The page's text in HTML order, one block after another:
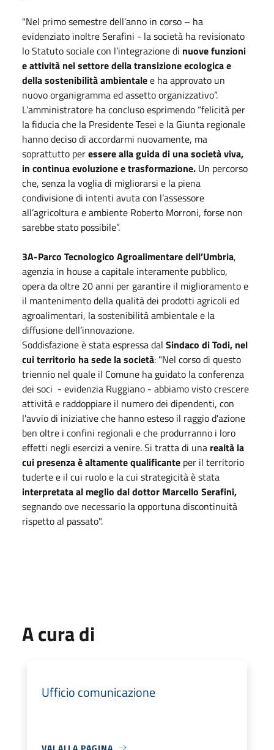
"Nel primo semestre dell’anno in corso – ha
evidenziato inoltre Serafini - la società ha revisionato
lo Statuto sociale con l’integrazione di nuove funzioni
e attività nel settore della transizione ecologica e
della sostenibilità ambientalee ha approvato un
nuovo organigramma ed assetto organizzativo”.
L’amministratore ha concluso esprimendo “felicità per
la fiducia che la Presidente Tesei e la Giunta regionale
hanno deciso di accordarmi nuovamente, ma
soprattutto peressere alla guida di una società viva,
in continua evoluzione e trasformazione. Un percorso
che, senza la voglia di migliorarsi e la piena
condivisione di intenti avuta con l’assessore
all’agricoltura e ambiente Roberto Morroni, forse non
sarebbe stato possibile”.
3A-Parco Tecnologico Agroalimentare dell’Umbria,
agenzia in house a capitale interamente pubblico,
opera da oltre 20 anni per garantire il miglioramento e
il mantenimento della qualità dei prodotti agricoli ed
agroalimentari, la sostenibilità ambientale e la
diffusione dell’innovazione.
Soddisfazione è stata espressa dal Sindaco di Todi, nel
cui territorio ha sede la società: "Nel corso di questo
triennio nel quale il Comune ha guidato la conferenza
dei soci - evidenzia Ruggiano - abbiamo visto crescere
attività e raddoppiare il numero dei dipendenti, con
l'avvio di iniziative che hanno esteso il raggio d'azione
ben oltre i confini regionali e che produrranno i loro
effetti negli esercizi a venire. Si tratta di una realtà la
cui presenza è altamente qualificante per il territorio
tuderte e il cui ruolo e la cui strategicità è stata
interpretata al meglio dal dottor Marcello Serafini,
segnando ove necessario la opportuna discontinuità
rispetto al passato".
A cura di
Ufficio comunicazione